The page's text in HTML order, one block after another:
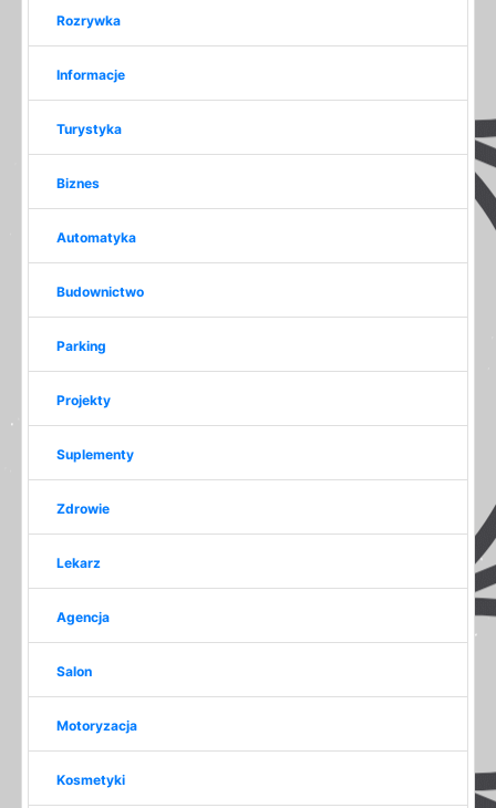
Rozrywka
Informacje
Turystyka
Biznes
Automatyka
Budownictwo
Parking
Projekty
Suplementy
Zdrowie
Lekarz
Agencja
Salon
Motoryzacja
Kosmetyki